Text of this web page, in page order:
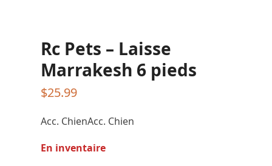
Rc Pets – Laisse
Marrakesh 6 pieds
$25.99
Acc. ChienAcc. Chien
En inventaire